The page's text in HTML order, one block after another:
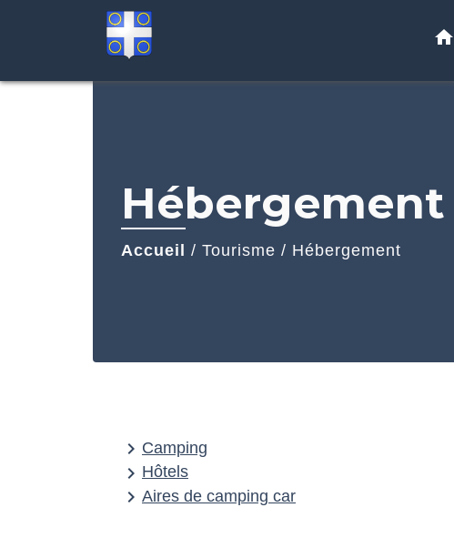
home
Hébergement
Accueil / Tourisme / Hébergement
keyboard_arrow_right Camping
keyboard_arrow_right Hôtels
keyboard_arrow_right Aires de camping car